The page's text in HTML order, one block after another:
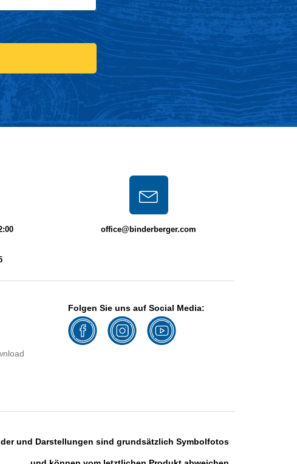
office@binderberger.com
Folgen Sie uns auf Social Media:
und Darstellungen sind grundsätzlich Symbolfotos